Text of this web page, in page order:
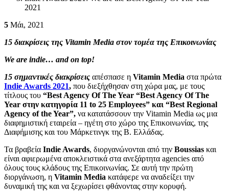
2021
5 Μάι, 2021
15 διακρίσεις της Vitamin Media στον τομέα της Επικοινωνίας
We are indie… and on top!
15 σημαντικές διακρίσεις απέσπασε η Vitamin Media στα πρώτα
Indie Awards 2021, που διεξήχθησαν στη χώρα μας, με τους
τίτλους του “Best Agency Of The Year “Best Agency Of The
Year στην κατηγορία 11 to 25 Employees” και “Best Regional
Agency of the Year”, να κατατάσσουν την Vitamin Media ως μια
διαφημιστική εταιρεία – ηγέτη στο χώρο της Επικοινωνίας, της
Διαφήμισης και του Μάρκετινγκ της Β. Ελλάδας.
Τα βραβεία Indie Awards, διοργανώνονται από την Boussias και
είναι αφιερωμένα αποκλειστικά στα ανεξάρτητα agencies από
όλους τους κλάδους της Επικοινωνίας. Σε αυτή την πρώτη
διοργάνωση, η Vitamin Media κατάφερε να αναδείξει την
δυναμική της και να ξεχωρίσει φθάνοντας στην κορυφή.